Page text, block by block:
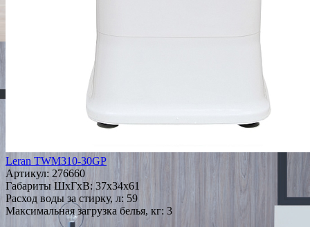
Leran TWM310-30GP
Артикул: 276660
Габариты ШxГxВ: 37x34x61
Расход воды за стирку, л: 59
Максимальная загрузка белья, кг: 3